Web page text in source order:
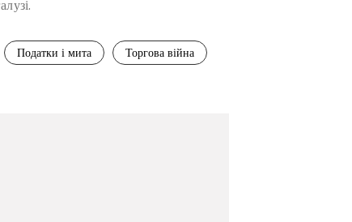
Податки і мита Торгова війна